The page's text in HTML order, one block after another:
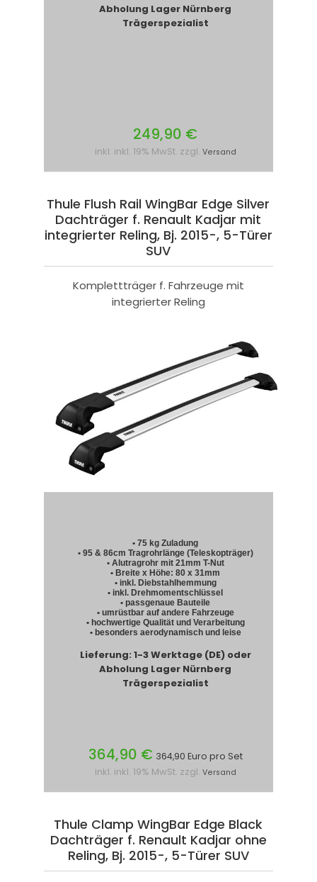
Abholung Lager Nürnberg
Trägerspezialist
249,90 €
inkl. inkl. 19% MwSt. zzgl. Versand
Thule Flush Rail WingBar Edge Silver
Dachträger f. Renault Kadjar mit
integrierter Reling, Bj. 2015-, 5-Türer
SUV
Komplettträger f. Fahrzeuge mit
integrierter Reling
• 75 kg Zuladung
• 95 & 86cm Tragrohrlänge (Teleskopträger)
• Alutragrohr mit 21mm T-Nut
• Breite x Höhe: 80 x 31mm
• inkl. Diebstahlhemmung
• inkl. Drehmomentschlüssel
• passgenaue Bauteile
• umrüstbar auf andere Fahrzeuge
• hochwertige Qualität und Verarbeitung
• besonders aerodynamisch und leise
Lieferung: 1-3 Werktage (DE) oder
Abholung Lager Nürnberg
Trägerspezialist
364,90 € 364,90 Euro pro Set
inkl. inkl. 19% MwSt. zzgl. Versand
Thule Clamp WingBar Edge Black
Dachträger f. Renault Kadjar ohne
Reling, Bj. 2015-, 5-Türer SUV